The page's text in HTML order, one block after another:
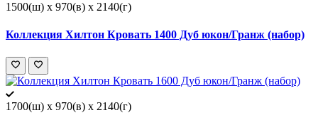
1500(ш) x 970(в) x 2140(г)
Коллекция Хилтон Кровать 1400 Дуб юкон/Гранж (набор)
1700(ш) x 970(в) x 2140(г)